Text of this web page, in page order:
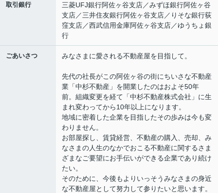
取引銀行
三菱UFJ銀行阿佐ヶ谷支店／みずほ銀行阿佐ヶ谷
支店／三井住友銀行阿佐ヶ谷支店／りそな銀行荻
窪支店／西武信用金庫阿佐ヶ谷支店／ゆうちょ銀
行
ごあいさつ みなさまに愛される不動産屋を目指して。
先代の社長がこの阿佐ヶ谷の街にちいさな不動産
業「中杉不動産」を開業したのはおよそ50年
前。組織変更を経て「中杉不動産株式会社」に生
まれ変わってから10年以上になります。
地域に密着した企業を目指したその歩みは今も変
わりません。
お部屋探し、賃貸経営、不動産の購入、売却、み
なさまの人生のなかでおこる不動産に関するさま
ざまなご要望にお手伝いができる企業であり続け
たい。
そのために、今後もよりいっそうみなさまの身近
な不動産屋として努力して参りたいと思います。